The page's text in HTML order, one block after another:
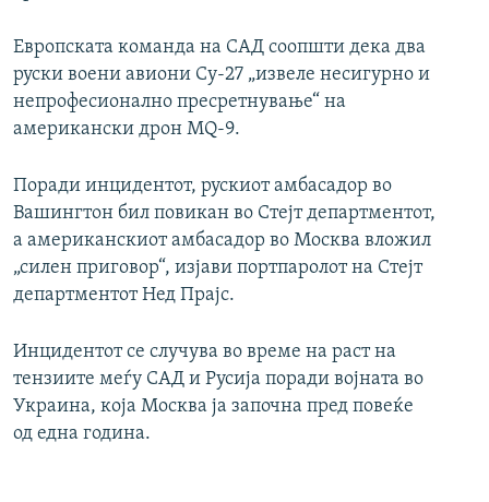
Европската команда на САД соопшти дека два
руски воени авиони Су-27 „извеле несигурно и
непрофесионално пресретнување“ на
американски дрон MQ-9.
Поради инцидентот, рускиот амбасадор во
Вашингтон бил повикан во Стејт департментот,
а американскиот амбасадор во Москва вложил
„силен приговор“, изјави портпаролот на Стејт
департментот Нед Прајс.
Инцидентот се случува во време на раст на
тензиите меѓу САД и Русија поради војната во
Украина, која Москва ја започна пред повеќе
од една година.